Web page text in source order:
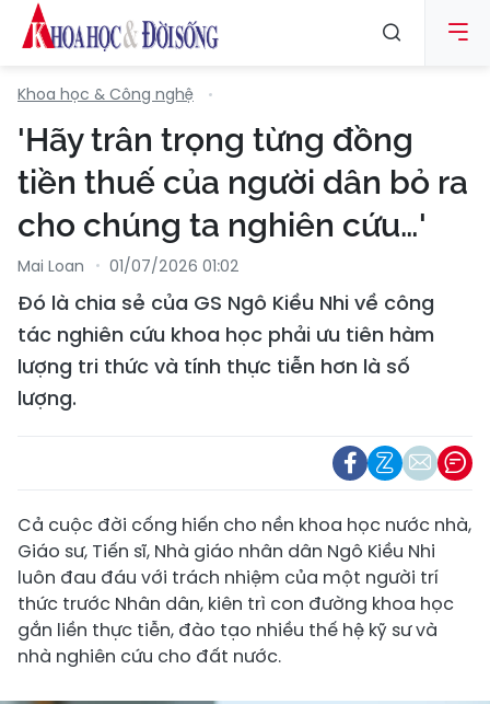
Khoa học & Công nghệ
'Hãy trân trọng từng đồng
tiền thuế của người dân bỏ ra
cho chúng ta nghiên cứu…'
Mai Loan 01/07/2026 01:02
Đó là chia sẻ của GS Ngô Kiều Nhi về công
tác nghiên cứu khoa học phải ưu tiên hàm
lượng tri thức và tính thực tiễn hơn là số
lượng.
Cả cuộc đời cống hiến cho nền khoa học nước nhà,
Giáo sư, Tiến sĩ, Nhà giáo nhân dân Ngô Kiều Nhi
luôn đau đáu với trách nhiệm của một người trí
thức trước Nhân dân, kiên trì con đường khoa học
gắn liền thực tiễn, đào tạo nhiều thế hệ kỹ sư và
nhà nghiên cứu cho đất nước.